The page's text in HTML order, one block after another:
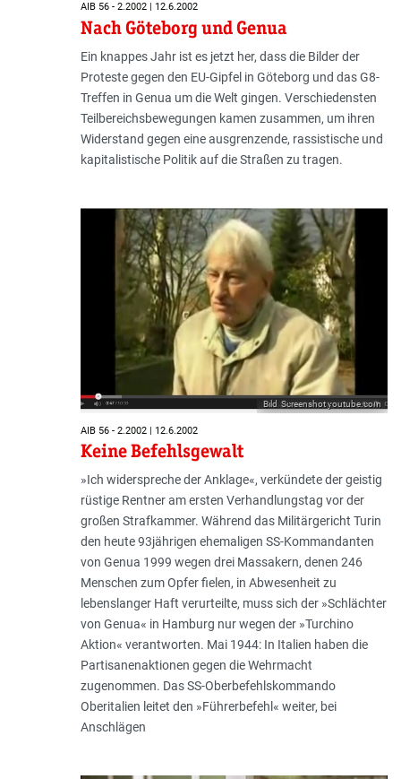
AIB 56 - 2.2002 | 12.6.2002
Nach Göteborg und Genua
Ein knappes Jahr ist es jetzt her, dass die Bilder der
Proteste gegen den EU-Gipfel in Göteborg und das G8-
Treffen in Genua um die Welt gingen. Verschiedensten
Teilbereichsbewegungen kamen zusammen, um ihren
Widerstand gegen eine ausgrenzende, rassistische und
kapitalistische Politik auf die Straßen zu tragen.
Bild: Screenshot youtube.com
AIB 56 - 2.2002 | 12.6.2002
Keine Befehlsgewalt
»Ich widerspreche der Anklage«, verkündete der geistig
rüstige Rentner am ersten Verhandlungstag vor der
großen Strafkammer. Während das Militärgericht Turin
den heute 93jährigen ehemaligen SS-Kommandanten
von Genua 1999 wegen drei Massakern, denen 246
Menschen zum Opfer fielen, in Abwesenheit zu
lebenslanger Haft verurteilte, muss sich der »Schlächter
von Genua« in Hamburg nur wegen der »Turchino
Aktion« verantworten. Mai 1944: In Italien haben die
Partisanenaktionen gegen die Wehrmacht
zugenommen. Das SS-Oberbefehlskommando
Oberitalien leitet den »Führerbefehl« weiter, bei
Anschlägen